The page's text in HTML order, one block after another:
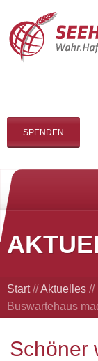
SPENDEN
Start//Aktuelles //
Buswartehaus
Schöner